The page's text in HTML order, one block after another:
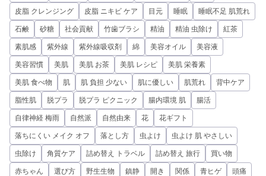
皮脂 クレンジング 皮脂 ニキビ ケア 目元 睡眠 睡眠不足 肌荒れ
石鹸 砂糖 社会貢献 竹歯ブラシ 精油 精油 虫除け 紅茶
素肌感 紫外線 紫外線吸収剤 綿 美容オイル 美容液
美容習慣 美肌 美肌 お茶 美肌 レシピ 美肌 栄養素
美肌 食べ物 肌 肌 負担 少ない 肌に優しい 肌荒れ 背中ケア
脂性肌 脱プラ 脱プラ ピクニック 腸内環境 肌 腸活
自律神経 梅雨 自然派 自然由来 花 花ギフト
落ちにくい メイク オフ 落とし方 虫よけ 虫よけ 肌 やさしい
虫除け 角質ケア 詰め替え トラベル 詰め替え 旅行 買い物
赤ちゃん 選び方 野生生物 鎮静 開き 関係 青ヒゲ 頭痛